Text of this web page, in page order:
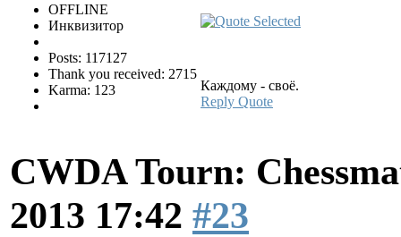
OFFLINE
Инквизитор
Posts: 117127
Thank you received: 2715
Karma: 123
Каждому - своё.
Reply Quote
CWDA Tourn:
2013 17:42 #23